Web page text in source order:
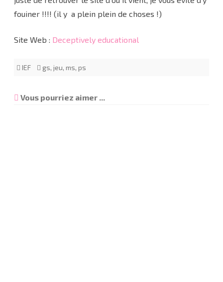
fouiner !!!! (il y a plein plein de choses !)
Site Web : Deceptively educational
IEF gs, jeu, ms, ps
Vous pourriez aimer ...